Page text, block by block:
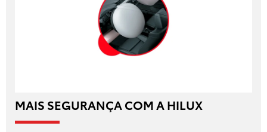
MAIS SEGURANÇA COM A HILUX